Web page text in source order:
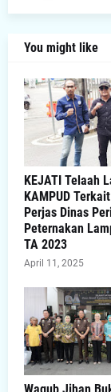
You might like
KEJATI Telaah
KAMPUD
Perjas Dinas
Peternakan
TA 2023
April 11, 2025